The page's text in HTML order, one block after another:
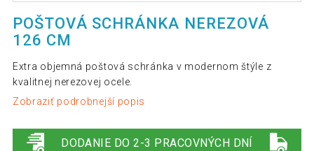
POŠTOVÁ SCHRÁNKA NEREZOVÁ
126 CM
Extra objemná poštová schránka v modernom štýle z
kvalitnej nerezovej ocele.
Zobraziť podrobnejší popis
DODANIE DO 2-3 PRACOVNÝCH DNÍ